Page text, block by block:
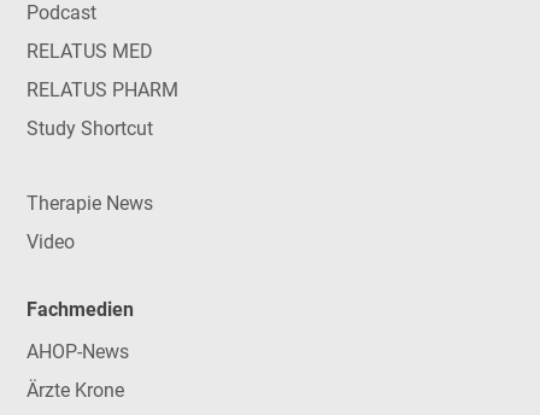
Podcast
RELATUS MED
RELATUS PHARM
Study Shortcut
Therapie News
Video
Fachmedien
AHOP-News
Ärzte Krone